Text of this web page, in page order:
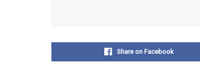
Share on Facebook